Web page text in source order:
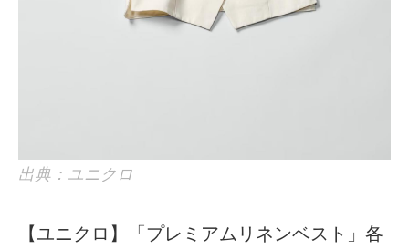
出典：ユニクロ
【ユニクロ】「プレミアムリネンベスト」各